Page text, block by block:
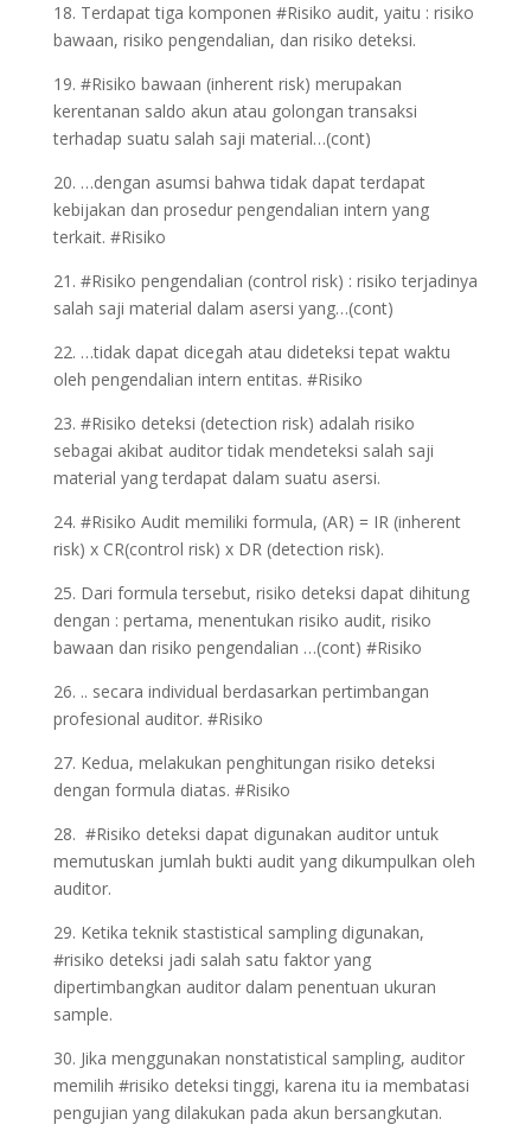
18. Terdapat tiga komponen #Risiko audit, yaitu : risiko
bawaan, risiko pengendalian, dan risiko deteksi.
19. #Risiko bawaan (inherent risk) merupakan
kerentanan saldo akun atau golongan transaksi
terhadap suatu salah saji material…(cont)
20. …dengan asumsi bahwa tidak dapat terdapat
kebijakan dan prosedur pengendalian intern yang
terkait. #Risiko
21. #Risiko pengendalian (control risk) : risiko terjadinya
salah saji material dalam asersi yang…(cont)
22. …tidak dapat dicegah atau dideteksi tepat waktu
oleh pengendalian intern entitas. #Risiko
23. #Risiko deteksi (detection risk) adalah risiko
sebagai akibat auditor tidak mendeteksi salah saji
material yang terdapat dalam suatu asersi.
24. #Risiko Audit memiliki formula, (AR) = IR (inherent
risk) x CR(control risk) x DR (detection risk).
25. Dari formula tersebut, risiko deteksi dapat dihitung
dengan : pertama, menentukan risiko audit, risiko
bawaan dan risiko pengendalian …(cont) #Risiko
26. .. secara individual berdasarkan pertimbangan
profesional auditor. #Risiko
27. Kedua, melakukan penghitungan risiko deteksi
dengan formula diatas. #Risiko
28. #Risiko deteksi dapat digunakan auditor untuk
memutuskan jumlah bukti audit yang dikumpulkan oleh
auditor.
29. Ketika teknik stastistical sampling digunakan,
#risiko deteksi jadi salah satu faktor yang
dipertimbangkan auditor dalam penentuan ukuran
sample.
30. Jika menggunakan nonstatistical sampling, auditor
memilih #risiko deteksi tinggi, karena itu ia membatasi
pengujian yang dilakukan pada akun bersangkutan.